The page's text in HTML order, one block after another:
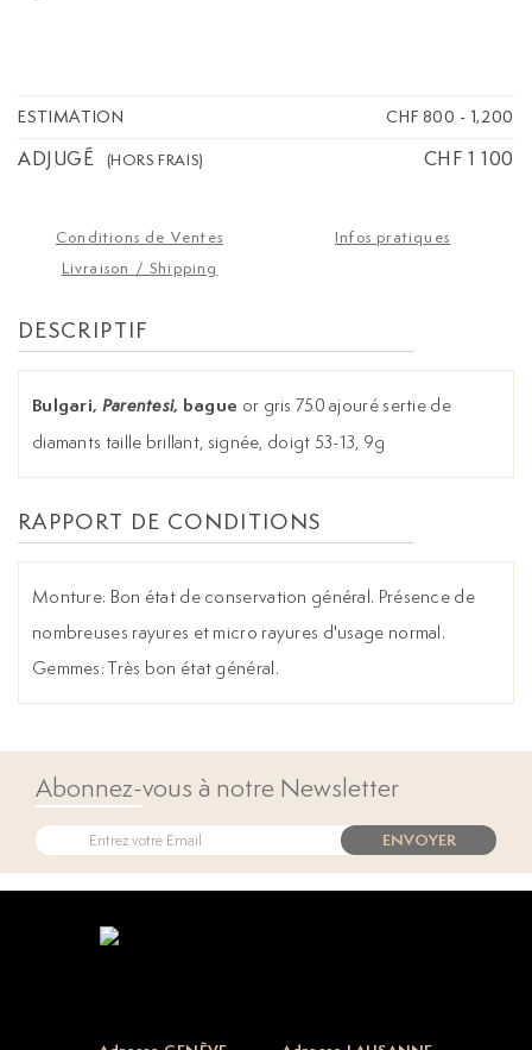
ESTIMATION CHF 800 - 1,200
ADJUGÉ (HORS FRAIS) CHF 1 100
Conditions de Ventes
Infos pratiques
Livraison / Shipping
DESCRIPTIF
Bulgari, Parentesi, bague or gris 750 ajouré sertie de
diamants taille brillant, signée, doigt 53-13, 9g
RAPPORT DE CONDITIONS
Monture: Bon état de conservation général. Présence de
nombreuses rayures et micro rayures d'usage normal.
Gemmes: Très bon état général.
Abonnez-vous à notre Newsletter
ENVOYER